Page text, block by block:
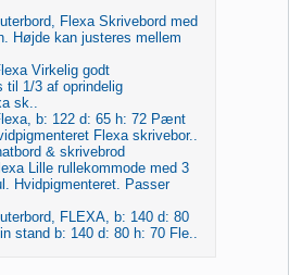
Flexa Skrivebord med
Højde kan justeres mellem
Virkelig godt
1/3 af oprindelig
sk..
b: 122 d: 65 h: 72 Pænt
Flexa skrivebor..
& skrivebrod
Lille rullekommode med 3
Hvidpigmenteret. Passer
FLEXA, b: 140 d: 80
stand b: 140 d: 80 h: 70 Fle..